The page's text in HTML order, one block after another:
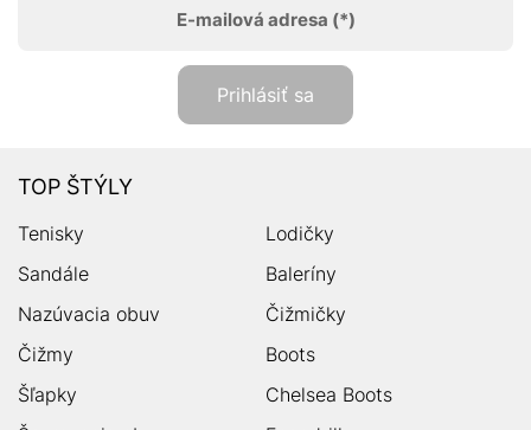
E-mailová adresa (*)
Prihlásiť sa
TOP ŠTÝLY
Tenisky
Lodičky
Sandále
Baleríny
Nazúvacia obuv
Čižmičky
Čižmy
Boots
Šľapky
Chelsea Boots